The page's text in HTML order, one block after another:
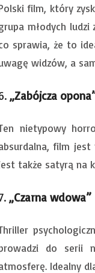
film, który
młodych
sprawia, że to
widzów, a
„Zabójcza
nietypowy
film jest
także satyrą na
„Czarna wdowa”
do serii
Idealny